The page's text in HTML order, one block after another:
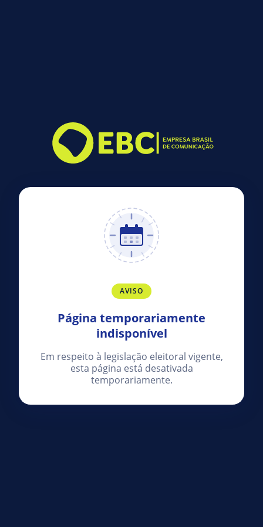
AVISO
Página temporariamente
indisponível
Em respeito à legislação eleitoral vigente,
esta página está desativada
temporariamente.